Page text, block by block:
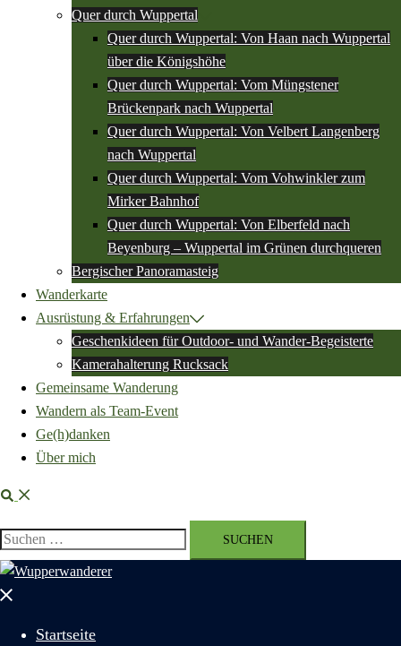
Quer durch Wuppertal
Quer durch Wuppertal: Von Haan nach Wuppertal
über die Königshöhe
Quer durch Wuppertal: Vom Müngstener
Brückenpark nach Wuppertal
Quer durch Wuppertal: Von Velbert Langenberg
nach Wuppertal
Quer durch Wuppertal: Vom Vohwinkler zum
Mirker Bahnhof
Quer durch Wuppertal: Von Elberfeld nach
Beyenburg – Wuppertal im Grünen durchqueren
Bergischer Panoramasteig
Wanderkarte
Ausrüstung & Erfahrungen
Geschenkideen für Outdoor- und Wander-Begeisterte
Kamerahalterung Rucksack
Gemeinsame Wanderung
Wandern als Team-Event
Ge(h)danken
Über mich
Suche
Suchen
nach:
Menü
Startseite